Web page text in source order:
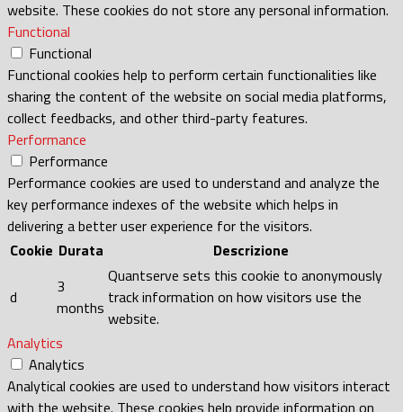
website. These cookies do not store any personal information.
Functional
Functional
Functional cookies help to perform certain functionalities like
sharing the content of the website on social media platforms,
collect feedbacks, and other third-party features.
Performance
Performance
Performance cookies are used to understand and analyze the
key performance indexes of the website which helps in
delivering a better user experience for the visitors.
Cookie Durata Descrizione
d
3
months
Quantserve sets this cookie to anonymously
track information on how visitors use the
website.
Analytics
Analytics
Analytical cookies are used to understand how visitors interact
with the website. These cookies help provide information on